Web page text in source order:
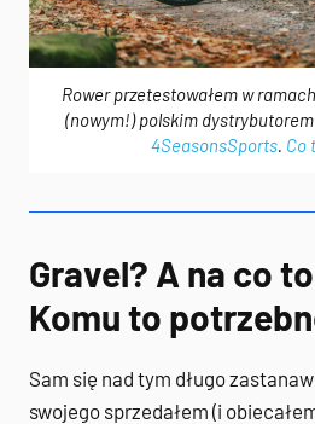
Rower przetestowałem w
(nowym!) polskim
4SeasonsSports. Co
Gravel? A na co
Komu to
Sam się nad tym długo
swojego sprzedałem (i